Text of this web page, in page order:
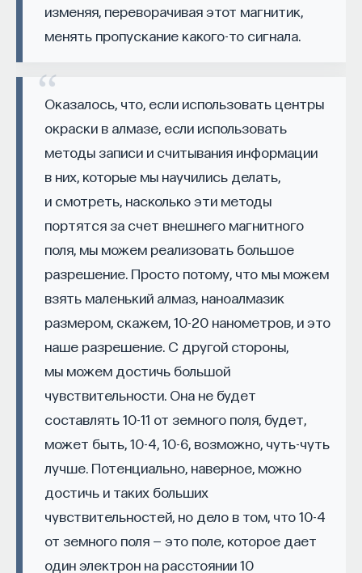
изменяя, переворачивая этот магнитик,
менять пропускание какого-то сигнала.
Оказалось, что, если использовать центры
окраски в алмазе, если использовать
методы записи и считывания информации
в них, которые мы научились делать,
и смотреть, насколько эти методы
портятся за счет внешнего магнитного
поля, мы можем реализовать большое
разрешение. Просто потому, что мы можем
взять маленький алмаз, наноалмазик
размером, скажем, 10-20 нанометров, и это
наше разрешение. С другой стороны,
мы можем достичь большой
чувствительности. Она не будет
составлять 10-11 от земного поля, будет,
может быть, 10-4, 10-6, возможно, чуть-чуть
лучше. Потенциально, наверное, можно
достичь и таких больших
чувствительностей, но дело в том, что 10-4
от земного поля — это поле, которое дает
один электрон на расстоянии 10
Образование работает дольше,
чем кажется
«Тема кажется простой: мы определяем цели,
движемся к ним — и дальше все должно
работать. Но в реальности с целеполаганием все
намного сложнее. Проблема не только
во временном разрыве, когда результат должен
проявиться через несколько лет. Ключевой
эффект образования не раскрывается в тот
момент, когда выпускник выходит на работу, —
адаптируется и еще много лет пользуется тем,
что получил в университете. Если задуматься, как
долго он опирается на свое первое образование,
речь идет не о нескольких годах,
а о десятилетиях».
У университета четыре цели
«Мы выделили четыре идеологии образования.
Первая — развитие и трансляция
дисциплинарного знания, где в центре находится
само знание, а не человек и не рынок труда.
Вторая — формирование определенного типа
человека, например человека, способного
он проверил, — вращение орбиты Меркурия. Оно
не совпадала с тем, что предсказывала
очень точно. В хорошей теории должен быть
предсказательный прогноз, который можно
То, что сделал Эддингтон 29 мая 1919 года, —
событие мирового масштаба, потому что люди
обратили внимание на эту теорию, а сам
Эддингтон стал известным наблюдателем-
был уникальный: нужно было использовать съемки
на фотопластинках, иметь специальные
измерительные приборы, чтобы рассчитывать
положение звезд. И погода противоречила:
солнечное затмение должно было начаться
в 14:00, а облака развеялись только в 13:30.
— Члены экспедиции фотографировали
звезды на фоне Солнца?
— Да. Если они видны около Солнца, то можно
а мы знаем координаты звезд с очень высокой
точностью. Искривление лучей света — признак